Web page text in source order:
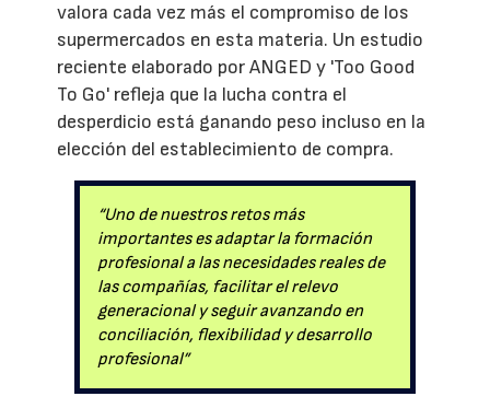
valora cada vez más el compromiso de los
supermercados en esta materia. Un estudio
reciente elaborado por ANGED y 'Too Good
To Go' refleja que la lucha contra el
desperdicio está ganando peso incluso en la
elección del establecimiento de compra.
“Uno de nuestros retos más
importantes es adaptar la formación
profesional a las necesidades reales de
las compañías, facilitar el relevo
generacional y seguir avanzando en
conciliación, flexibilidad y desarrollo
profesional”